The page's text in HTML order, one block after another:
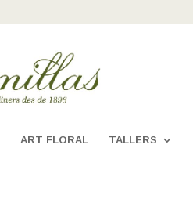
ART FLORAL TALLERS